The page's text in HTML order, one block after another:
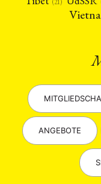
(21)
ANGEBOTE